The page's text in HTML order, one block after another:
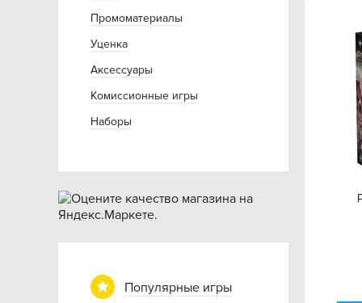
Промоматериалы
Уценка
Аксессуары
Комиссионные игры
Наборы
Популярные игры